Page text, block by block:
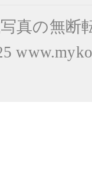
真の無断